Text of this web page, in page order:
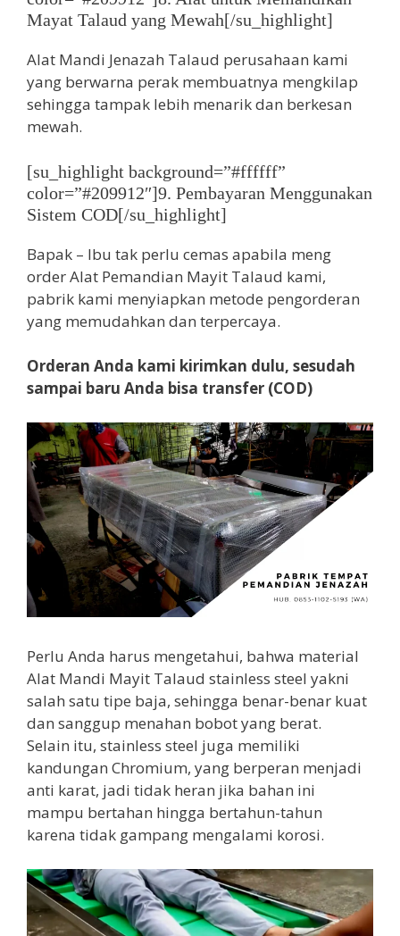
Mayat Talaud yang Mewah[/su_highlight]
Alat Mandi Jenazah Talaud perusahaan kami
yang berwarna perak membuatnya mengkilap
sehingga tampak lebih menarik dan berkesan
mewah.
[su_highlight background=”#ffffff”
color=”#209912″]9. Pembayaran Menggunakan
Sistem COD[/su_highlight]
Bapak – Ibu tak perlu cemas apabila meng
order Alat Pemandian Mayit Talaud kami,
pabrik kami menyiapkan metode pengorderan
yang memudahkan dan terpercaya.
Orderan Anda kami kirimkan dulu, sesudah
sampai baru Anda bisa transfer (COD)
Perlu Anda harus mengetahui, bahwa material
Alat Mandi Mayit Talaud stainless steel yakni
salah satu tipe baja, sehingga benar-benar kuat
dan sanggup menahan bobot yang berat.
Selain itu, stainless steel juga memiliki
kandungan Chromium, yang berperan menjadi
anti karat, jadi tidak heran jika bahan ini
mampu bertahan hingga bertahun-tahun
karena tidak gampang mengalami korosi.